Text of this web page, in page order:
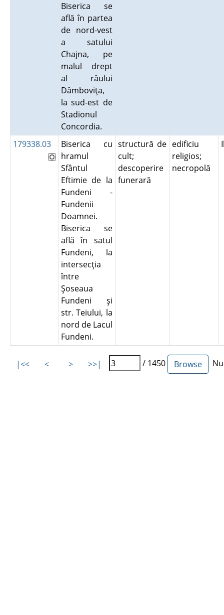
Biserica se
află în partea
de nord-vest
a satului
Chajna, pe
malul drept
al râului
Dâmboviţa,
la sud-est de
Stadionul
Concordia.
179338.03
Biserica cu
hramul
Sfântul
Eftimie de la
Fundeni -
Fundenii
Doamnei.
Biserica se
află în satul
Fundeni, la
intersecţia
între
Şoseaua
Fundeni şi
str. Teiului, la
nord de Lacul
Fundeni.
structură de
cult;
descoperire
funerară
edificiu
religios;
necropolă
|<< < > >>| / 1450